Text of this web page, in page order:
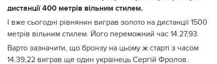
дистанції 400 метрів вільним стилем.
І вже сьогодні рівнянин виграв золото на дистанції 1500
метрів вільним стилем. Його переможний час 14.27,93.
Варто зазначити, що бронзу на цьому ж старті з часом
14.39,22 виграв ще один українець Сергій Фролов.